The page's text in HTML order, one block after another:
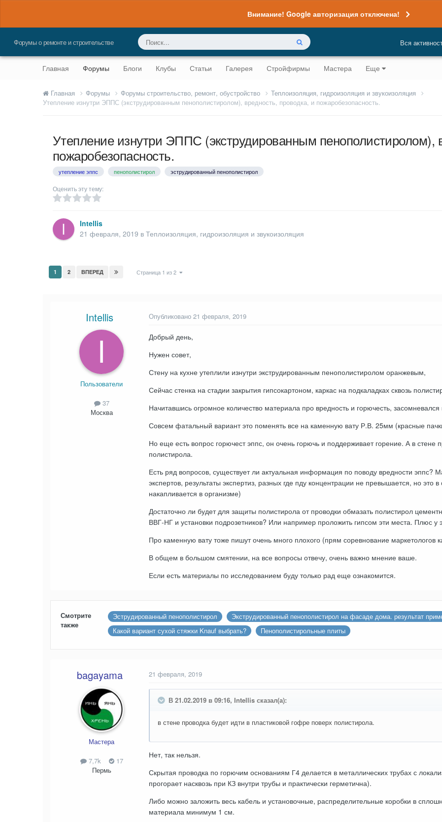
Внимание! Google авторизация отключена!
Форумы о ремонте и строительстве Вся
Главная Форумы Блоги Клубы Статьи Галерея Стройфирмы Мастера Еще
Главная Форумы Форумы строительство, ремонт, обустройство
Теплоизоляция, гидроизоляция и звукоизоляция
Утепление изнутри ЭППС (экструдированным пенополистиролом), вредность, проводка, и пожаробезопасность.
Утепление изнутри ЭППС (экструдированным пенополистиролом),
пожаробезопасность.
утепление эппс пенополистирол эструдированный пенополистирол
Оценить эту тему:
Intellis
21 февраля, 2019 в Теплоизоляция, гидроизоляция и звукоизоляция
1 2 ВПЕРЕД Страница 1 из 2
Intellis
Пользователи
37
Москва
Опубликовано 21 февраля, 2019
Добрый день,
Нужен совет,
Стену на кухне утеплили изнутри экструдированным пенополистиролом оранжевым,
Сейчас стенка на стадии закрытия гипсокартоном, каркас на подкаладках сквозь
Начитавшись огромное количество материала про вредность и горючесть,
Совсем фатальный вариант это поменять все на каменную вату Р.В. 25мм (красные
Но еще есть вопрос горючест эппс, он очень горючь и поддерживает горение. А в стене
полистирола.
Есть ряд вопросов, существует ли актуальная информация по поводу вредности эппс?
экспертов, результаты экспертиз, разных где пду концентрации не превышается, но
накапливается в организме)
Достаточно ли будет для защиты полистирола от проводки обмазать полистирол
ВВГ-НГ и установки подрозетников? Или например проложить гипсом эти места. Плюс у
Про каменную вату тоже пишут очень много плохого (прям соревнование маркетологов
В общем в большом смятении, на все вопросы отвечу, очень важно мнение ваше.
Если есть материалы по исследованием буду только рад еще ознакомится.
Смотрите
также
Эструдированный пенополистирол
Экструдированный пенополистирол на фасаде дома. результат
Какой вариант сухой стяжки Knauf выбрать?
Пенополистирольные плиты
bagayama
Мастера
7,7k
17
Пермь
21 февраля, 2019
В 21.02.2019 в 09:16, Intellis сказал(а):
в стене проводка будет идти в пластиковой гофре поверх полистирола.
Нет, так нельзя.
Скрытая проводка по горючим основаниям Г4 делается в металлических трубах с
прогорает насквозь при КЗ внутри трубы и практически герметична).
Либо можно заложить весь кабель и установочные, распределительные коробки в
материала минимум 1 см.